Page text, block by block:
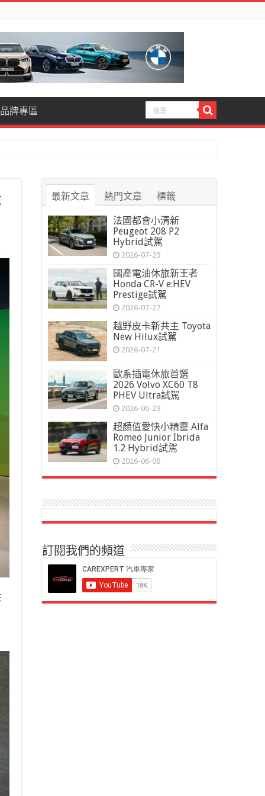
品牌專區
最新文章 熱門文章 標籤
法國都會小清新
Peugeot 208 P2
Hybrid試駕
2026-07-29
國產電油休旅新王者
Honda CR-V e:HEV
Prestige試駕
2026-07-27
越野皮卡新共主 Toyota
New Hilux試駕
2026-07-21
歐系插電休旅首選
2026 Volvo XC60 T8
PHEV Ultra試駕
2026-06-29
超顏值愛快小精靈 Alfa
Romeo Junior Ibrida
1.2 Hybrid試駕
2026-06-08
訂閱我們的頻道